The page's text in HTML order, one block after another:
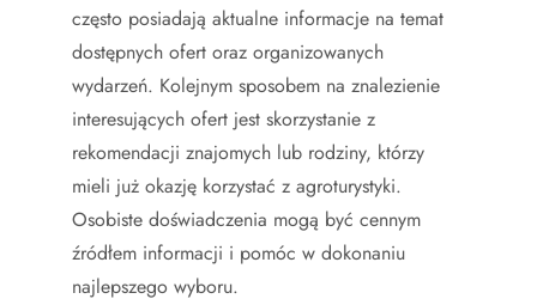
często posiadają aktualne informacje na temat
dostępnych ofert oraz organizowanych
wydarzeń. Kolejnym sposobem na znalezienie
interesujących ofert jest skorzystanie z
rekomendacji znajomych lub rodziny, którzy
mieli już okazję korzystać z agroturystyki.
Osobiste doświadczenia mogą być cennym
źródłem informacji i pomóc w dokonaniu
najlepszego wyboru.